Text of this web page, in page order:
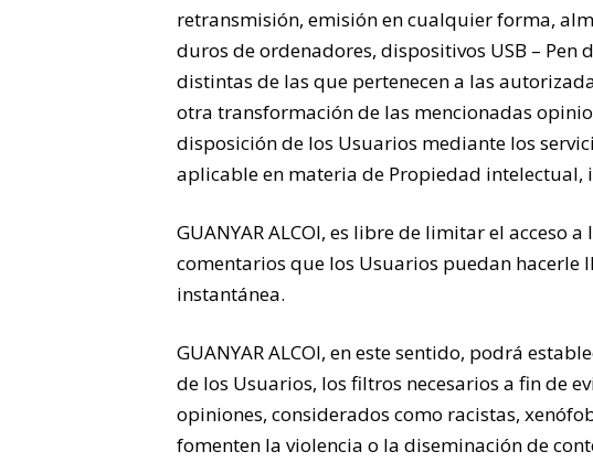
retransmisión, emisión en cualquier forma,
duros de ordenadores, dispositivos USB –
distintas de las que pertenecen a las
otra transformación de las mencionadas
disposición de los Usuarios mediante los
aplicable en materia de Propiedad
GUANYAR ALCOI, es libre de limitar el acceso
comentarios que los Usuarios puedan hacerle
instantánea.
GUANYAR ALCOI, en este sentido, podrá
de los Usuarios, los filtros necesarios a fin de
opiniones, considerados como racistas,
fomenten la violencia o la diseminación de